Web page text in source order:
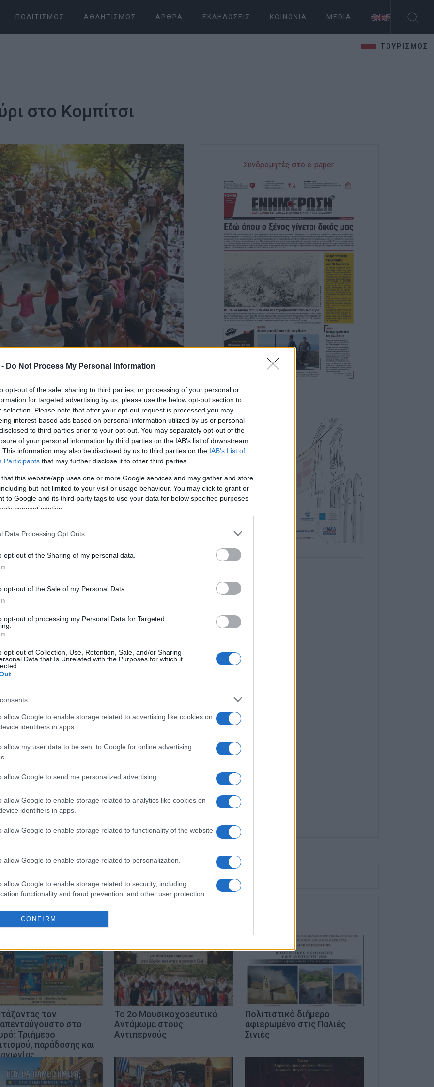
Do Not Process My Personal Information
opt-out of the sale, sharing to third parties, or processing of your personal or
for targeted advertising by us, please use the below opt-out section to
selection. Please note that after your opt-out request is processed you may
interest-based ads based on personal information utilized by us or personal
to third parties prior to your opt-out. You may separately opt-out of the
of your personal information by third parties on the IAB’s list of downstream
This information may also be disclosed by us to third parties on the IAB’s List of
Participants that may further disclose it to other third parties.
that this website/app uses one or more Google services and may gather and store
but not limited to your visit or usage behaviour. You may click to grant or
to Google and its third-party tags to use your data for below specified purposes
consent section.
Data Processing Opt Outs
opt-out of the Sharing of my personal data.
opt-out of the Sale of my Personal Data.
opt-out of processing my Personal Data for Targeted
opt-out of Collection, Use, Retention, Sale, and/or Sharing
Data that Is Unrelated with the Purposes for which it
allow Google to enable storage related to advertising like cookies on
identifiers in apps.
allow my user data to be sent to Google for online advertising
allow Google to send me personalized advertising.
allow Google to enable storage related to analytics like cookies on
identifiers in apps.
allow Google to enable storage related to functionality of the website
allow Google to enable storage related to personalization.
allow Google to enable storage related to security, including
functionality and fraud prevention, and other user protection.
CONFIRM
ΠΟΛΙΤΙΣΜΌΣ ΑΘΛΗΤΙΣΜΌΣ ΆΡΘΡΑ ΕΚΔΗΛΏΣΕΙΣ ΚΟΙΝΩΝΊΑ MEDIA
ΤΟΥΡΙΣΜΟΣ
στο Κομπίτσι
παραδοσιακό πανηγύρι με
Φαίακες.
Ενημέρωση από το 1990 σε θέσεις υψηλής
δημόσιες σχέσεις, το ελεύθερο και το
Συνδρομητές στο e-paper
τον
στο
Τριήμερο
παράδοσης και
Το 2ο Μουσικοχορευτικό
Αντάμωμα στους
Αντιπερνούς
Πολιτιστικό διήμερο
αφιερωμένο στις Παλιές
Σινιές